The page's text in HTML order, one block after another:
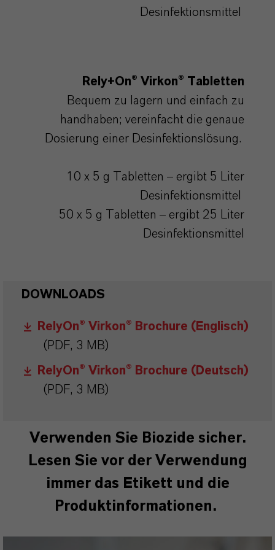
Desinfektionsmittel
Rely+On® Virkon® Tabletten
Bequem zu lagern und einfach zu
handhaben; vereinfacht die genaue
Dosierung einer Desinfektionslösung.
10 x 5 g Tabletten – ergibt 5 Liter
Desinfektionsmittel
50 x 5 g Tabletten – ergibt 25 Liter
Desinfektionsmittel
DOWNLOADS
RelyOn® Virkon® Brochure (Englisch)
(PDF, 3 MB)
RelyOn® Virkon® Brochure (Deutsch)
(PDF, 3 MB)
Verwenden Sie Biozide sicher.
Lesen Sie vor der Verwendung
immer das Etikett und die
Produktinformationen.